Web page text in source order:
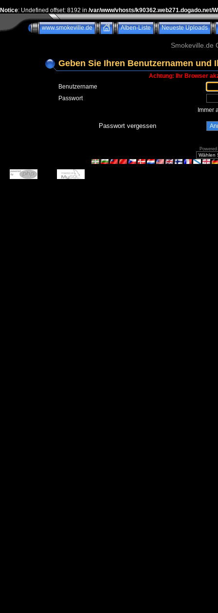
Notice: Undefined offset: 8192 in /var/www/vhosts/k90362.web271.dogado.net/
www.smokeville.de Alben-Liste Neueste Uploads
Smokeville.de
Geben Sie Ihren Benutzernamen
Achtung: Ihr Browser
Benutzername
Passwort
Immer
Passwort vergessen